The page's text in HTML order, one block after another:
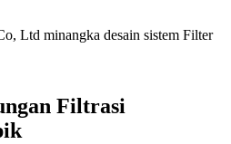
Ltd minangka desain sistem Filter
Filtrasi